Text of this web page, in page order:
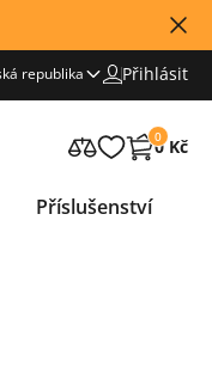
republika Přihlásit
0
0 Kč
Příslušenství